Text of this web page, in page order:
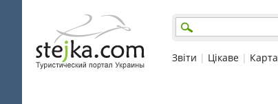
Звіти | Цікаве | Карта